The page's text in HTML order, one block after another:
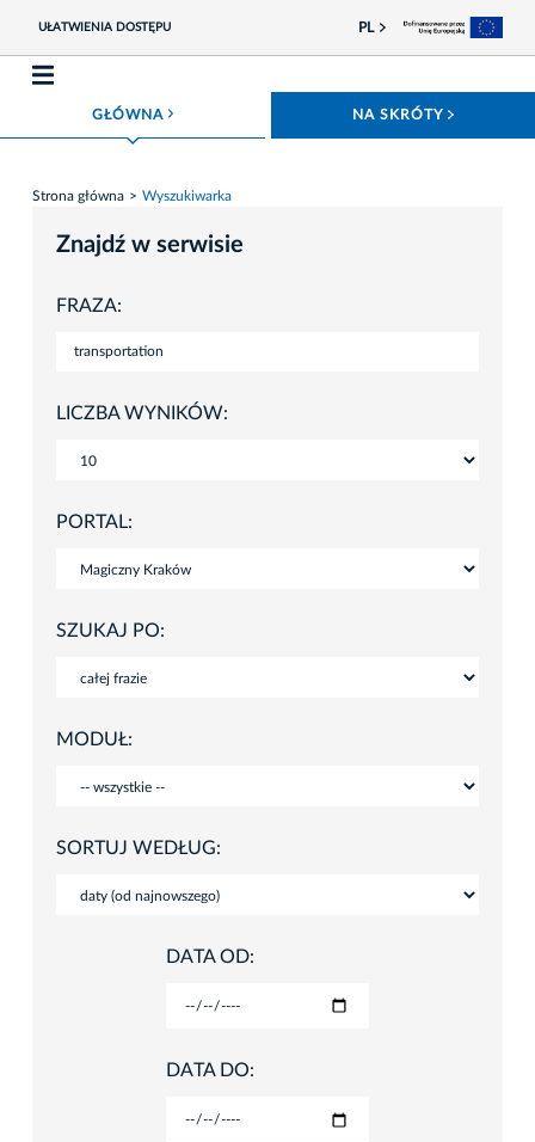
UŁATWIENIA DOSTĘPU PL
GŁÓWNAROZWIŃ MENU NA SKRÓTY
Strona główna Wyszukiwarka
Znajdź w serwisie
FRAZA:
LICZBA WYNIKÓW:
PORTAL:
SZUKAJ PO:
MODUŁ:
SORTUJ WEDŁUG:
DATA OD:
DATA DO: